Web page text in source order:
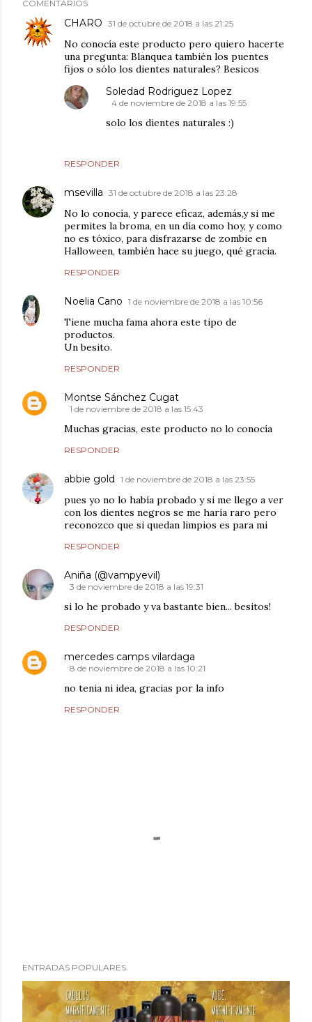
COMENTARIOS
CHARO 31 de octubre de 2018 a las 21:25
No conocía este producto pero quiero hacerte
una pregunta: Blanquea también los puentes
fijos o sólo los dientes naturales? Besicos
RESPONDER
Soledad Rodriguez Lopez
4 de noviembre de 2018 a las 19:55
solo los dientes naturales :)
msevilla 31 de octubre de 2018 a las 23:28
No lo conocía, y parece eficaz, además,y si me
permites la broma, en un día como hoy, y como
no es tóxico, para disfrazarse de zombie en
Halloween, también hace su juego, qué gracia.
RESPONDER
Noelia Cano 1 de noviembre de 2018 a las 10:56
Tiene mucha fama ahora este tipo de
productos.
Un besito.
RESPONDER
Montse Sánchez Cugat
1 de noviembre de 2018 a las 15:43
Muchas gracias, este producto no lo conocía
RESPONDER
abbie gold 1 de noviembre de 2018 a las 23:55
pues yo no lo había probado y si me llego a ver
con los dientes negros se me haría raro pero
reconozco que si quedan limpios es para mi
RESPONDER
Aniña (@vampyevil)
3 de noviembre de 2018 a las 19:31
si lo he probado y va bastante bien... besitos!
RESPONDER
mercedes camps vilardaga
8 de noviembre de 2018 a las 10:21
no tenia ni idea, gracias por la info
RESPONDER
u
b
ENTRADAS POPULARES